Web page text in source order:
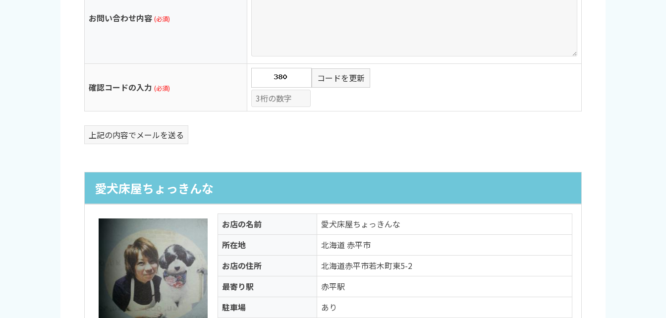
お問い合わせ内容 (必須)
確認コードの入力 (必須)
コードを更新
上記の内容でメールを送る
愛犬床屋ちょっきんな
お店の名前
愛犬床屋ちょっきんな
所在地
北海道 赤平市
お店の住所
北海道赤平市若木町東5-2
最寄り駅
赤平駅
駐車場
あり